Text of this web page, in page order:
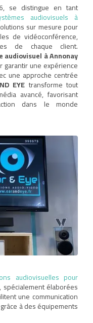
se distingue en tant
audiovisuels à
sur mesure pour
de vidéoconférence,
de chaque client.
à Annonay
une expérience
une approche centrée
EYEtransforme tout
avancé, favorisant
dans le monde
audiovisuelles pour
spécialement élaborées
une communication
à des équipements